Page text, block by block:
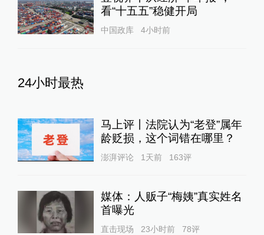
看“十五五”稳健开局
中国政库 4小时前
24小时最热
马上评丨法院认为“老登”属年
龄贬损，这个词错在哪里？
澎湃评论 1天前 163评
媒体：人贩子“梅姨”真实姓名
首曝光
直击现场 23小时前 78评